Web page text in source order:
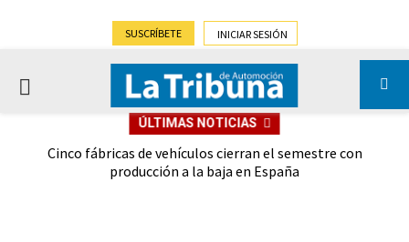
SUSCRÍBETE INICIAR SESIÓN
PRIMARY
ÚLTIMAS NOTICIAS
Cinco fábricas de vehículos cierran el semestre con
producción a la baja en España